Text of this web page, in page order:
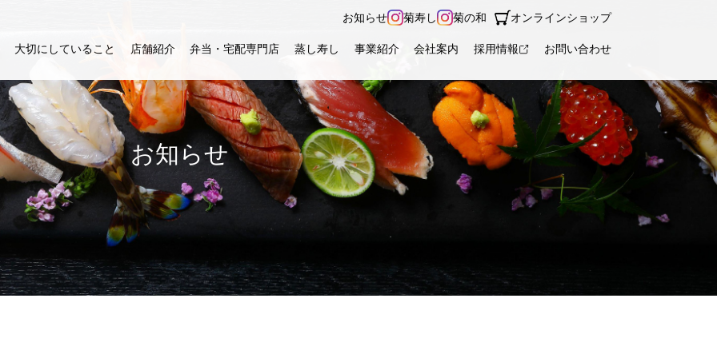
お知らせ 菊寿し 菊の和 オンラインショップ
大切にしていること 店舗紹介 弁当・宅配専門店 蒸し寿し 事業紹介 会社案内 採用情報 お問い合わせ
お知らせ